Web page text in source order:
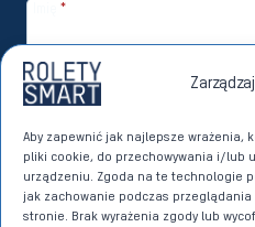
Aby zapewnić jak najlepsze wrażenia,
pliki cookie, do przechowywania i/lub
urządzeniu. Zgoda na te technologie
jak zachowanie podczas
stronie. Brak wyrażenia zgody lub
*
Email*
Wyrażam zgodę na
Imperoll sp. z o.o. z siedzibą w
bezpośredniego dotyczącego